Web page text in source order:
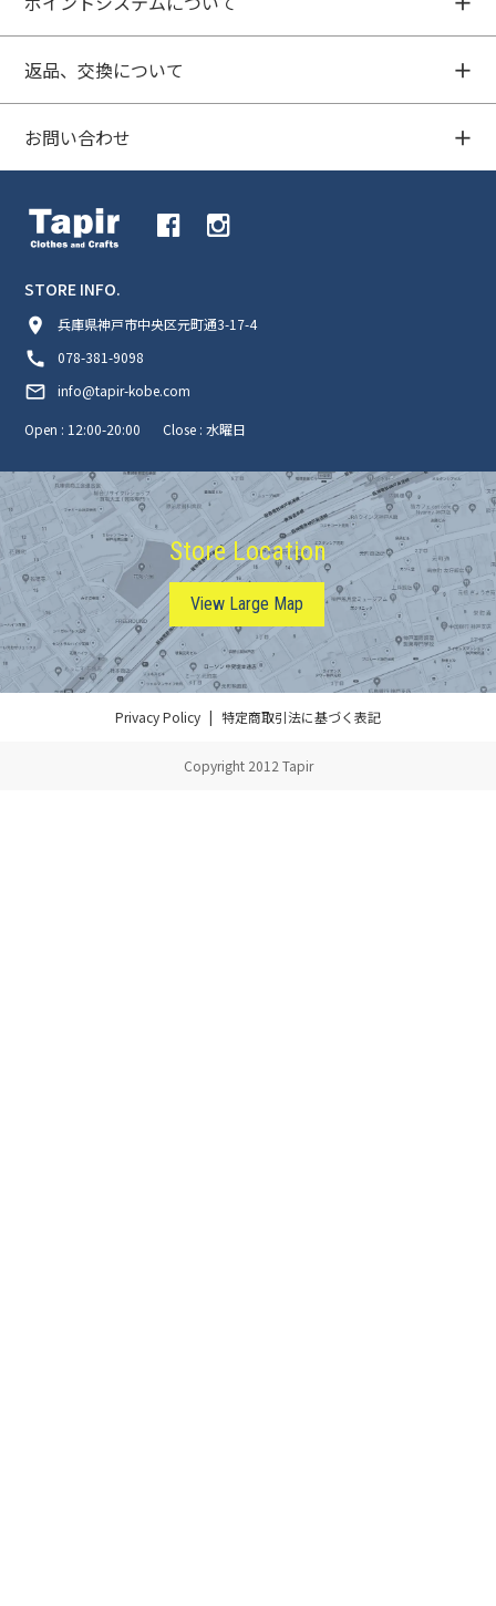
返品、交換について
お問い合わせ
STORE INFO.
room
兵庫県神戸市中央区元町通3-17-4
call 078-381-9098
mail_outline info@tapir-kobe.com
Open : 12:00-20:00 Close : 水曜日
Store Location
View Large Map
Privacy Policy 特定商取引法に基づく表記
Copyright 2012 Tapir